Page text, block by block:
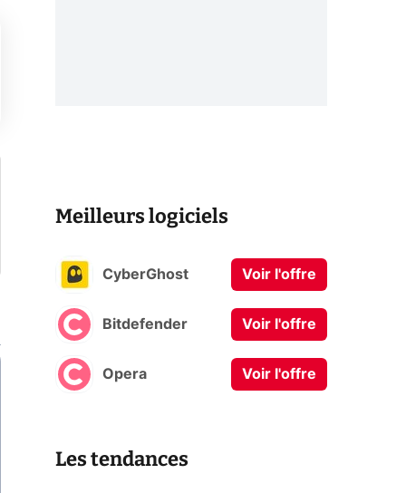
Meilleurs logiciels
CyberGhost Voir l'offre
Bitdefender Voir l'offre
Opera Voir l'offre
Les tendances